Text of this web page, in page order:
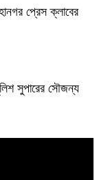
প্রেস ক্লাবের
সুপারের সৌজন্য